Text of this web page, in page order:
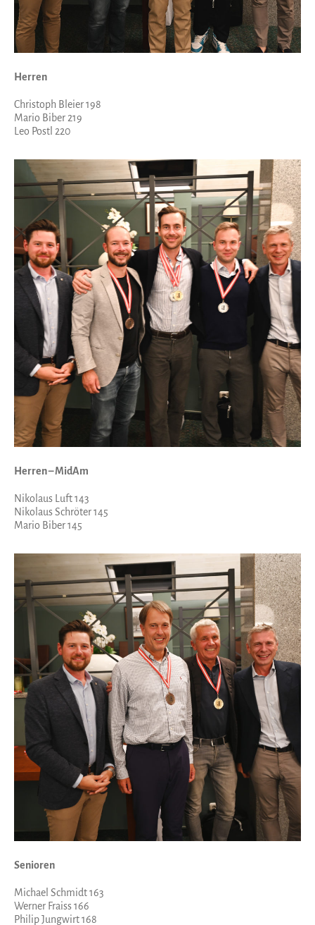
Herren
Christoph Bleier 198
Mario Biber 219
Leo Postl 220
Herren – MidAm
Nikolaus Luft 143
Nikolaus Schröter 145
Mario Biber 145
Senioren
Michael Schmidt 163
Werner Fraiss 166
Philip Jungwirt 168